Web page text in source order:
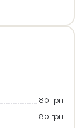
80 грн
80 грн